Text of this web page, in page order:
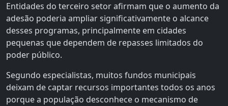
Entidades do terceiro setor afirmam que o aumento da
adesão poderia ampliar significativamente o alcance
desses programas, principalmente em cidades
pequenas que dependem de repasses limitados do
poder público.
Segundo especialistas, muitos fundos municipais
deixam de captar recursos importantes todos os anos
porque a população desconhece o mecanismo de